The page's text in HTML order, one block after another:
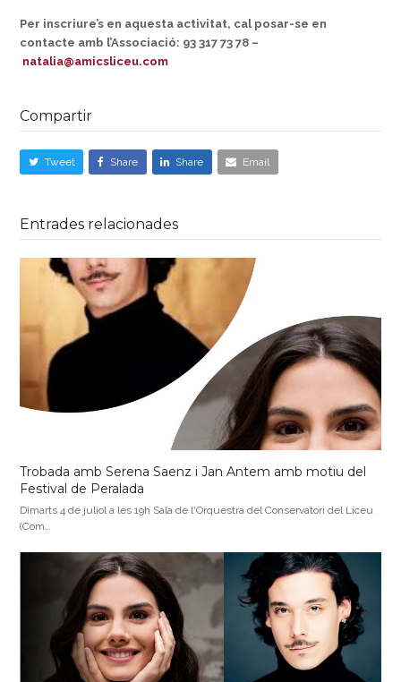
Per inscriure’s en aquesta activitat, cal posar-se en
contacte amb l’Associació: 93 317 73 78 –
natalia@amicsliceu.com
Compartir
Tweet Share Share Email
Entrades relacionades
Trobada amb Serena Saenz i Jan Antem amb motiu del
Festival de Peralada
Dimarts 4 de juliol a les 19h Sala de l'Orquestra del Conservatori del Liceu
(Com…